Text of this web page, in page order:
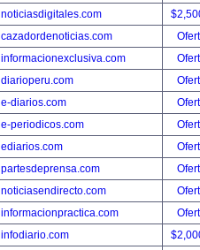
noticiasdigitales.com
cazadordenoticias.com
informacionexclusiva.com
diarioperu.com
e-diarios.com
e-periodicos.com
ediarios.com
partesdeprensa.com
noticiasendirecto.com
informacionpractica.com
infodiario.com